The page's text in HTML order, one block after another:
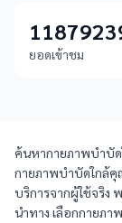
ยอดเข้าชม
ค้นหากายภาพบำบัด
กายภาพบำบัดใกล้คุ
บริการจากผู้ใช้จริง
นำทาง เลือกกายภ